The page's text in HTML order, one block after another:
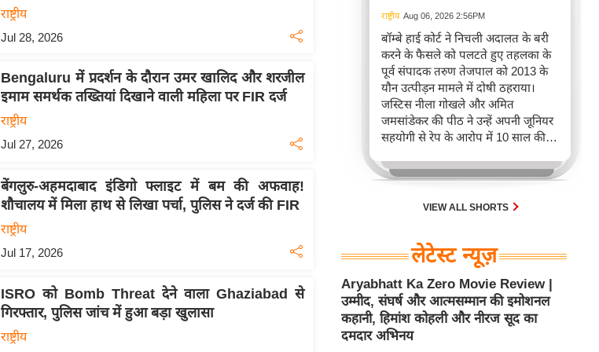
राष्ट्रीय
Jul 28, 2026
Bengaluru में प्रदर्शन के दौरान उमर खालिद और शरजील
इमाम समर्थक तख्तियां दिखाने वाली महिला पर FIR दर्ज
राष्ट्रीय
Jul 27, 2026
बेंगलुरु-अहमदाबाद इंडिगो फ्लाइट में बम की अफवाह!
शौचालय में मिला हाथ से लिखा पर्चा, पुलिस ने दर्ज की FIR
राष्ट्रीय
Jul 17, 2026
ISRO को Bomb Threat देने वाला Ghaziabad से
गिरफ्तार, पुलिस जांच में हुआ बड़ा खुलासा
राष्ट्रीय
राष्ट्रीय Aug 06, 2026 2:56PM
बॉम्बे हाई कोर्ट ने निचली अदालत के बरी
करने के फैसले को पलटते हुए तहलका के
पूर्व संपादक तरुण तेजपाल को 2013 के
यौन उत्पीड़न मामले में दोषी ठहराया।
जस्टिस नीला गोखले और अमित
जमसांडेकर की पीठ ने उन्हें अपनी जूनियर
सहयोगी से रेप के आरोप में 10 साल की
कार्यस्थल पर महिलाओं की सुरक्षा का मुद्दा
देश में यौन अपराधों के खिलाफ कानूनी
VIEW ALL SHORTS
लेटेस्ट न्यूज़
Aryabhatt Ka Zero Movie Review |
उम्मीद, संघर्ष और आत्मसम्मान की इमोशनल
कहानी, हिमांश कोहली और नीरज सूद का
दमदार अभिनय